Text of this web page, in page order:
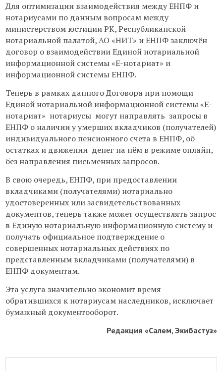
Для оптимизации взаимодействия между ЕНПФ и
нотариусами по данным вопросам между
министерством юстиции РК, Республиканской
нотариальной палатой, АО «НИТ» и ЕНПФ заключён
договор о взаимодействии Единой нотариальной
информационной системы «Е-нотариат» и
информационной системы ЕНПФ.
Теперь в рамках данного Договора при помощи
Единой нотариальной информационной системы «Е-
нотариат» нотариусы могут направлять запросы в
ЕНПФ о наличии у умерших вкладчиков (получателей)
индивидуального пенсионного счета в ЕНПФ, об
остатках и движении денег на нём в режиме онлайн,
без направления письменных запросов.
В свою очередь, ЕНПФ, при предоставлении
вкладчиками (получателями) нотариально
удостоверенных или засвидетельствованных
документов, теперь также может осуществлять запрос
в Единую нотариальную информационную систему и
получать официальное подтверждение о
совершенных нотариальных действиях по
представленным вкладчиками (получателями) в
ЕНПФ документам.
Эта услуга значительно экономит время
обратившихся к нотариусам наследников, исключает
бумажный документооборот.
Редакция «Салем, Экибастуз»